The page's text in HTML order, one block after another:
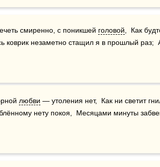
смиренно, с поникшей головой ,  Как
коврик незаметно стащил я в прошлый раз;
любви
нету покоя,  Месяцами минуты